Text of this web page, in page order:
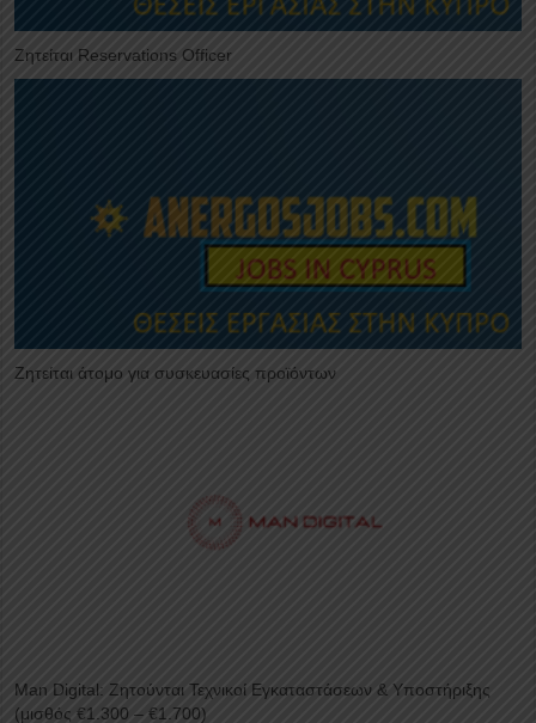
Ζητείται Reservations Officer
Ζητείται άτομο για συσκευασίες προϊόντων
Man Digital: Ζητούνται Τεχνικοί Εγκαταστάσεων & Υποστήριξης
(μισθός €1.300 – €1.700)